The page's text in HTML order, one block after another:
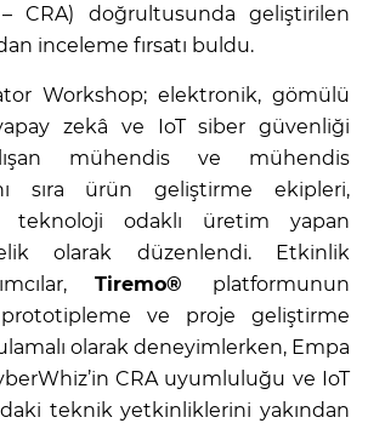
CRA) doğrultusunda geliştirilen
inceleme fırsatı buldu.
Workshop; elektronik, gömülü
zekâ ve IoT siber güvenliği
mühendis ve mühendis
sıra ürün geliştirme ekipleri,
teknoloji odaklı üretim yapan
olarak düzenlendi. Etkinlik
Tiremo® platformunun
prototipleme ve proje geliştirme
olarak deneyimlerken, Empa
CRA uyumluluğu ve IoT
teknik yetkinliklerini yakından